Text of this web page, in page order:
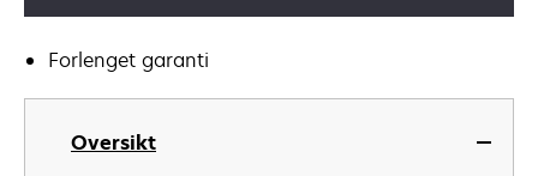
Forlenget garanti
Oversikt